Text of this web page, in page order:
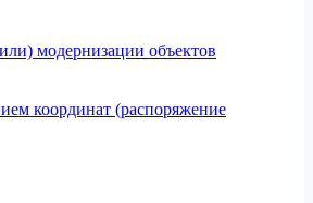
модернизации объектов
координат (распоряжение